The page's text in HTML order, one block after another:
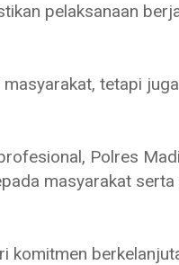
pelaksanaan
tetapi
Polres
masyarakat
komitmen